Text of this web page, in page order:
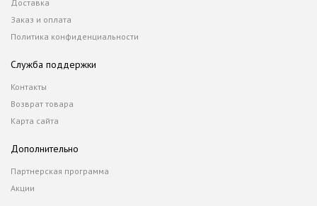
Доставка
Заказ и оплата
Политика конфиденциальности
Служба поддержки
Контакты
Возврат товара
Карта сайта
Дополнительно
Партнерская программа
Акции